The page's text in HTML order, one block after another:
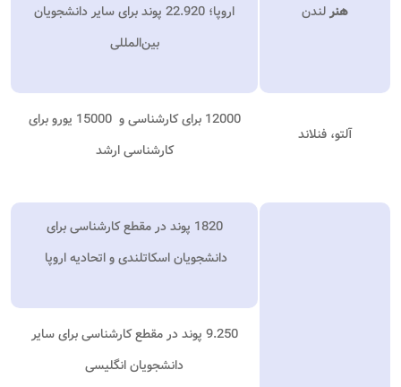
هنرلندن
اروپا؛ 22.920 پوند برای سایر دانشجویان
بین‌المللی
آلتو، فنلاند
12000 برای کارشناسی و 15000 یورو برای
کارشناسی ارشد
1820 پوند در مقطع کارشناسی برای
دانشجویان اسکاتلندی و اتحادیه اروپا
9.250 پوند در مقطع کارشناسی برای سایر
دانشجویان انگلیسی